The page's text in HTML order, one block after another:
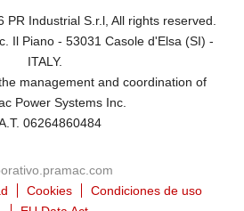
Industrial S.r.l, All rights reserved.
Il Piano - 53031 Casole d'Elsa (SI) -
ITALY.
management and coordination of
Power Systems Inc.
06264860484
Cookies
Condiciones de uso